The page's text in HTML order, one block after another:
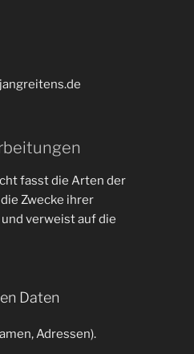
fasst die Arten der
Zwecke ihrer
verweist auf die
Daten
Adressen).